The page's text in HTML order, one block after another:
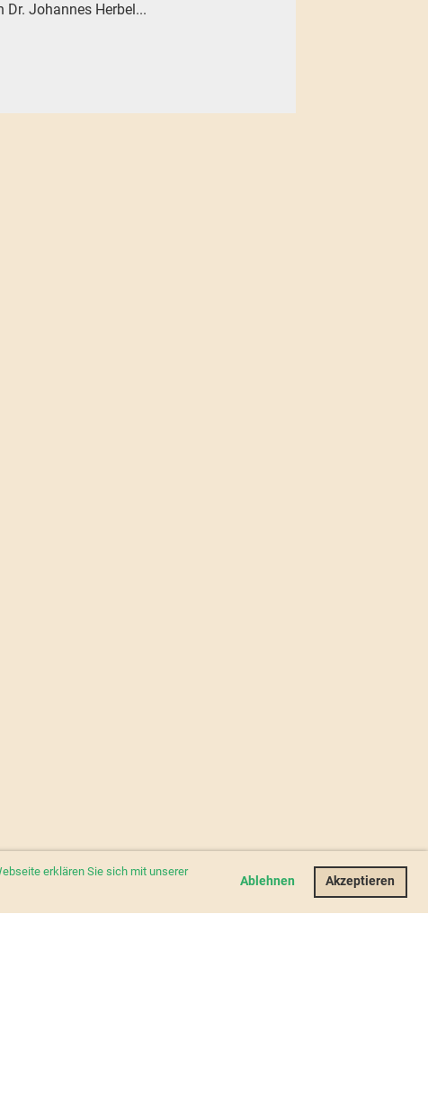
erklären Sie sich mit unserer
Ablehnen Akzeptieren
Dr. Johannes Herbel...